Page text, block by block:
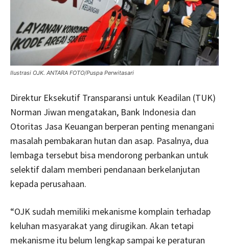
Ilustrasi OJK. ANTARA FOTO/Puspa Perwitasari
Direktur Eksekutif Transparansi untuk Keadilan (TUK)
Norman Jiwan mengatakan, Bank Indonesia dan
Otoritas Jasa Keuangan berperan penting menangani
masalah pembakaran hutan dan asap. Pasalnya, dua
lembaga tersebut bisa mendorong perbankan untuk
selektif dalam memberi pendanaan berkelanjutan
kepada perusahaan.
“OJK sudah memiliki mekanisme komplain terhadap
keluhan masyarakat yang dirugikan. Akan tetapi
mekanisme itu belum lengkap sampai ke peraturan